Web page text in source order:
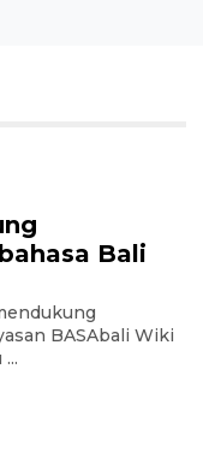
Bali
BASAbali Wiki